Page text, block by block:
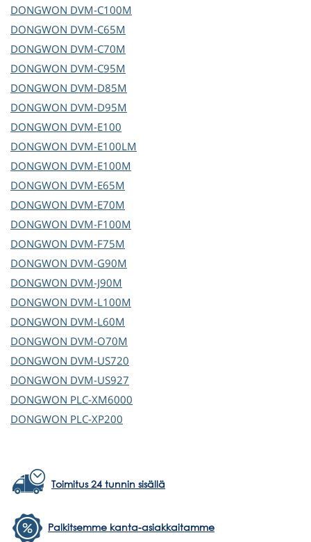
DONGWON DVM-C100M
DONGWON DVM-C65M
DONGWON DVM-C70M
DONGWON DVM-C95M
DONGWON DVM-D85M
DONGWON DVM-D95M
DONGWON DVM-E100
DONGWON DVM-E100LM
DONGWON DVM-E100M
DONGWON DVM-E65M
DONGWON DVM-E70M
DONGWON DVM-F100M
DONGWON DVM-F75M
DONGWON DVM-G90M
DONGWON DVM-J90M
DONGWON DVM-L100M
DONGWON DVM-L60M
DONGWON DVM-O70M
DONGWON DVM-US720
DONGWON DVM-US927
DONGWON PLC-XM6000
DONGWON PLC-XP200
Toimitus 24 tunnin sisällä
Palkitsemme kanta-asiakkaitamme